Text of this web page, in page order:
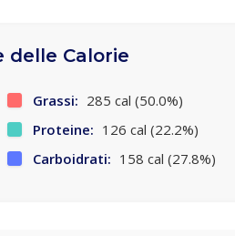
delle Calorie
Grassi: 285 cal (50.0%)
Proteine: 126 cal (22.2%)
Carboidrati: 158 cal (27.8%)